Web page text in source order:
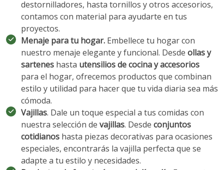
destornilladores, hasta tornillos y otros accesorios,
contamos con material para ayudarte en tus
proyectos.
Menaje para tu hogar. Embellece tu hogar con
nuestro menaje elegante y funcional. Desde ollas y
sartenes hasta utensilios de cocina y accesorios
para el hogar, ofrecemos productos que combinan
estilo y utilidad para hacer que tu vida diaria sea más
cómoda.
Vajillas. Dale un toque especial a tus comidas con
nuestra selección de vajillas. Desde conjuntos
cotidianos hasta piezas decorativas para ocasiones
especiales, encontrarás la vajilla perfecta que se
adapte a tu estilo y necesidades.